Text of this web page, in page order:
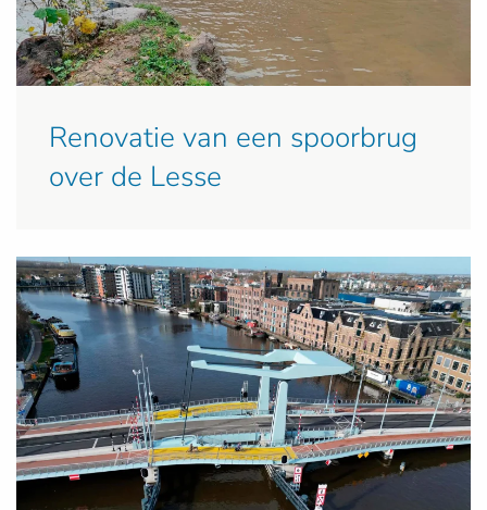
Renovatie van een spoorbrug
over de Lesse